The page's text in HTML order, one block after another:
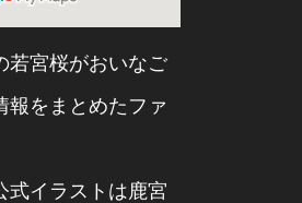
若宮桜がおいなご
報をまとめたファ
式イラストは鹿宮